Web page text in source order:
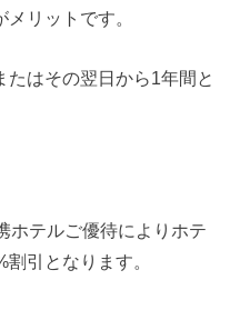
リットです。
はその翌日から1年間と
ホテルご優待によりホテ
引となります。